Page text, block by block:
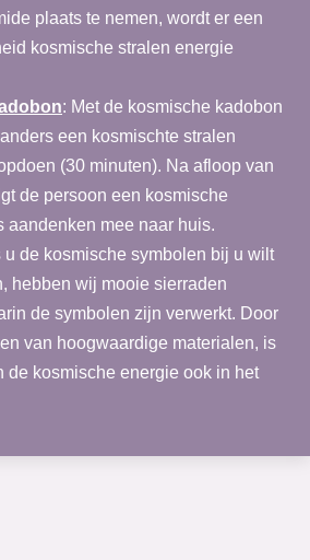
plaats te nemen, wordt er een
kosmische stralen energie
: Met de kosmische kadobon
een kosmischte stralen
(30 minuten). Na afloop van
de persoon een kosmische
aandenken mee naar huis.
u de kosmische symbolen bij u wilt
hebben wij mooie sierraden
de symbolen zijn verwerkt. Door
van hoogwaardige materialen, is
de kosmische energie ook in het